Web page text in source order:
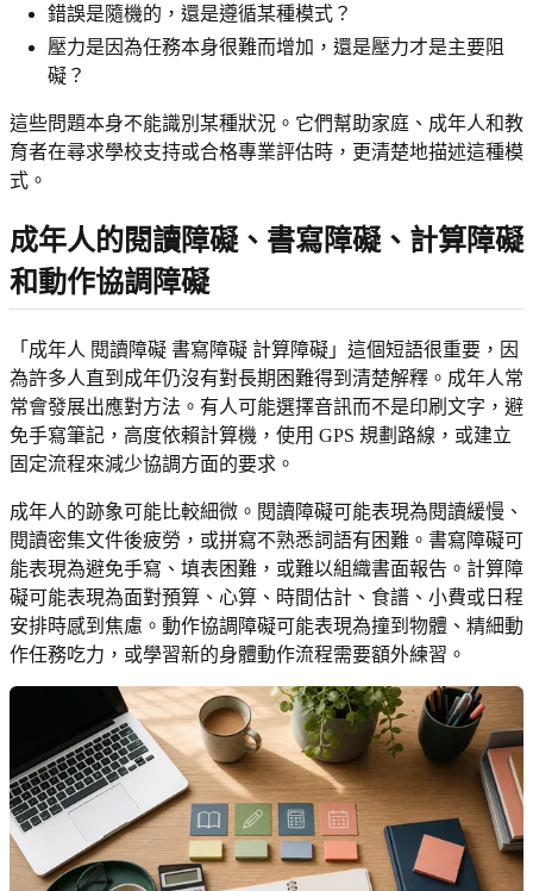
錯誤是隨機的，還是遵循某種模式？
壓力是因為任務本身很難而增加，還是壓力才是主要阻
礙？
這些問題本身不能識別某種狀況。它們幫助家庭、成年人和教
育者在尋求學校支持或合格專業評估時，更清楚地描述這種模
式。
成年人的閱讀障礙、書寫障礙、計算障礙
和動作協調障礙
「成年人 閱讀障礙 書寫障礙 計算障礙」這個短語很重要，因
為許多人直到成年仍沒有對長期困難得到清楚解釋。成年人常
常會發展出應對方法。有人可能選擇音訊而不是印刷文字，避
免手寫筆記，高度依賴計算機，使用 GPS 規劃路線，或建立
固定流程來減少協調方面的要求。
成年人的跡象可能比較細微。閱讀障礙可能表現為閱讀緩慢、
閱讀密集文件後疲勞，或拼寫不熟悉詞語有困難。書寫障礙可
能表現為避免手寫、填表困難，或難以組織書面報告。計算障
礙可能表現為面對預算、心算、時間估計、食譜、小費或日程
安排時感到焦慮。動作協調障礙可能表現為撞到物體、精細動
作任務吃力，或學習新的身體動作流程需要額外練習。